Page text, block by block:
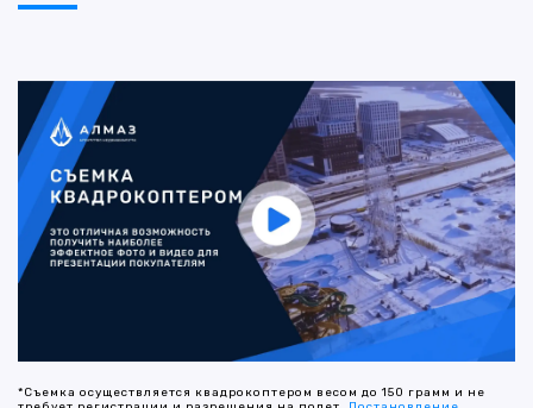
*Съемка осуществляется квадрокоптером весом до 150 грамм и не